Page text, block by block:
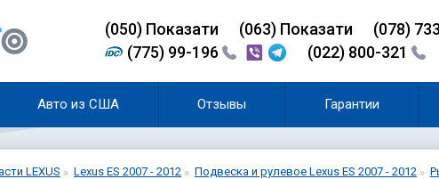
(050)Показати (063) Показати (078)
(775) 99-196
(022) 800-321
Авто из США Отзывы Гарантии
LEXUS Lexus ES 2007 - 2012 Подвеска и рулевое Lexus ES 2007 - 2012